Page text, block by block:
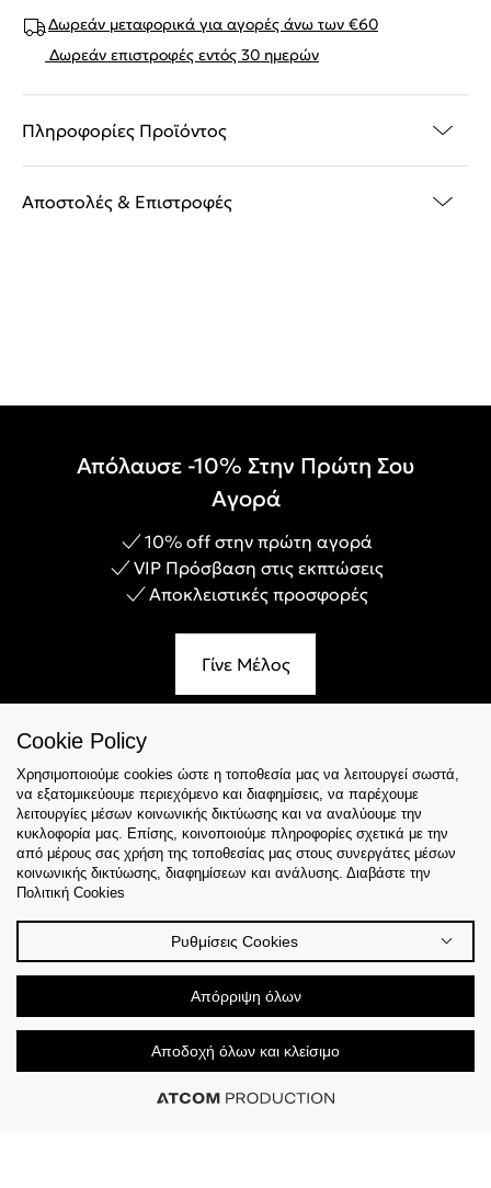
Δωρεάν μεταφορικά για αγορές άνω των €60
Δωρεάν επιστροφές εντός 30 ημερών
Πληροφορίες Προϊόντος
Αποστολές & Επιστροφές
Απόλαυσε -10% Στην Πρώτη Σου
Αγορά
10% off στην πρώτη αγορά
VIP Πρόσβαση στις εκπτώσεις
Αποκλειστικές προσφορές
Γίνε Μέλος
Εξυπηρέτηση
Collections
Tips & Guides
Cookie Policy
Χρησιμοποιούμε cookies ώστε η τοποθεσία μας να λειτουργεί σωστά,
να εξατομικεύουμε περιεχόμενο και διαφημίσεις, να παρέχουμε
λειτουργίες μέσων κοινωνικής δικτύωσης και να αναλύουμε την
κυκλοφορία μας. Επίσης, κοινοποιούμε πληροφορίες σχετικά με την
από μέρους σας χρήση της τοποθεσίας μας στους συνεργάτες μέσων
κοινωνικής δικτύωσης, διαφημίσεων και ανάλυσης. Διαβάστε την
Πολιτική Cookies
Ρυθμίσεις Cookies
Απόρριψη όλων
Αποδοχή όλων και κλείσιμο